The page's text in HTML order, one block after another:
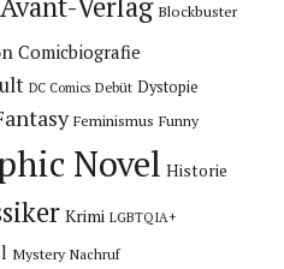
Blockbuster
Comicbiografie
DC Comics Debüt Dystopie
Feminismus Funny
Novel Historie
Krimi LGBTQIA+
Mystery Nachruf